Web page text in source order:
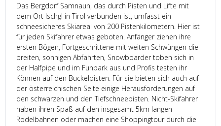
Das Bergdorf Samnaun, das durch Pisten und Lifte mit
dem Ort Ischgl in Tirol verbunden ist, umfasst ein
schneesicheres Skiareal von 200 Pistenkilometern. Hier ist
für jeden Skifahrer etwas geboten. Anfänger ziehen ihre
ersten Bögen, Fortgeschrittene mit weiten Schwüngen die
breiten, sonnigen Abfahrten, Snowboarder toben sich in
der Halfpipe und im Funpark aus und Profis testen ihr
Können auf den Buckelpisten. Für sie bieten sich auch auf
der österreichischen Seite einige Herausforderungen auf
den schwarzen und den Tiefschneepisten. Nicht-Skifahrer
haben ihren Spaß auf den insgesamt 5km langen
Rodelbahnen oder machen eine Shoppingtour durch die